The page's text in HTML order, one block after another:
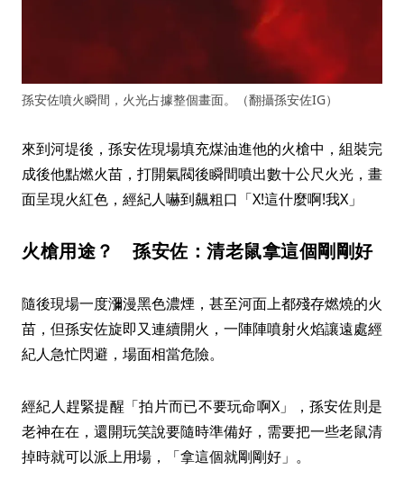
孫安佐噴火瞬間，火光占據整個畫面。（翻攝孫安佐IG）
來到河堤後，孫安佐現場填充煤油進他的火槍中，組裝完
成後他點燃火苗，打開氣閥後瞬間噴出數十公尺火光，畫
面呈現火紅色，經紀人嚇到飆粗口「X!這什麼啊!我X」
火槍用途？ 孫安佐：清老鼠拿這個剛剛好
隨後現場一度瀰漫黑色濃煙，甚至河面上都殘存燃燒的火
苗，但孫安佐旋即又連續開火，一陣陣噴射火焰讓遠處經
紀人急忙閃避，場面相當危險。
經紀人趕緊提醒「拍片而已不要玩命啊X」，孫安佐則是
老神在在，還開玩笑說要隨時準備好，需要把一些老鼠清
掉時就可以派上用場，「拿這個就剛剛好」。